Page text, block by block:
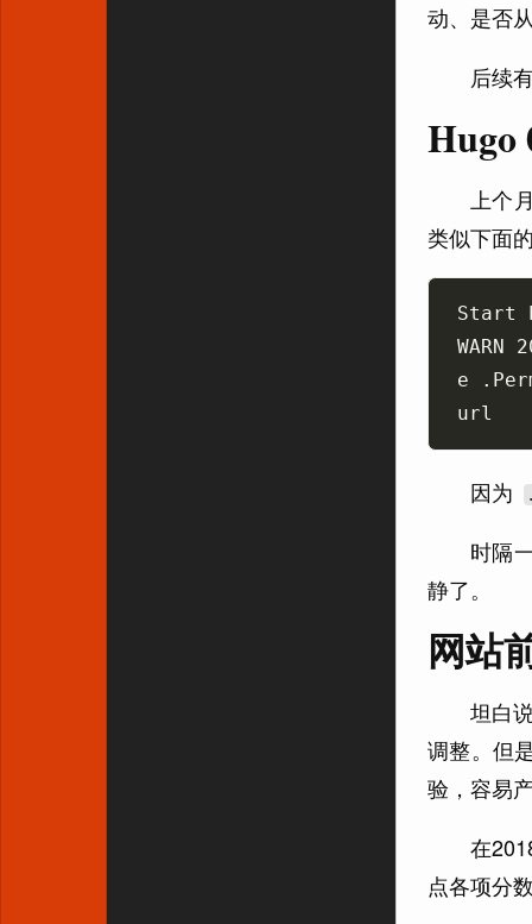
动、是否
后续
Hugo
上个
类似下面
e
因为
时隔
静了。
网站
坦白
调整。但
验，容易
在
点各项分